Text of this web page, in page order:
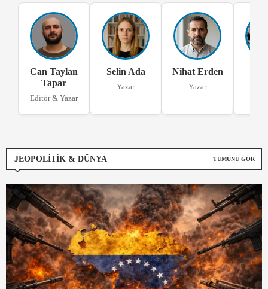
Can Taylan
Tapar
Editör & Yazar
Selin Ada
Yazar
Nihat Erden
Yazar
TÜMÜNÜ GÖR
JEOPOLITIK & DÜNYA